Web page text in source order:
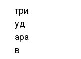
три
уд
ара
в